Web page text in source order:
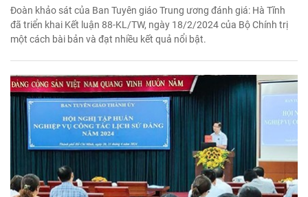
Đoàn khảo sát của Ban Tuyên giáo Trung ương đánh giá: Hà Tĩnh
đã triển khai Kết luận 88-KL/TW, ngày 18/2/2024 của Bộ Chính trị
một cách bài bản và đạt nhiều kết quả nổi bật.